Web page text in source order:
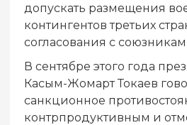
допускать размещения
контингентов третьих
согласования с
В сентябре этого года
Касым-Жомарт Токаев
санкционное
контрпродуктивным и